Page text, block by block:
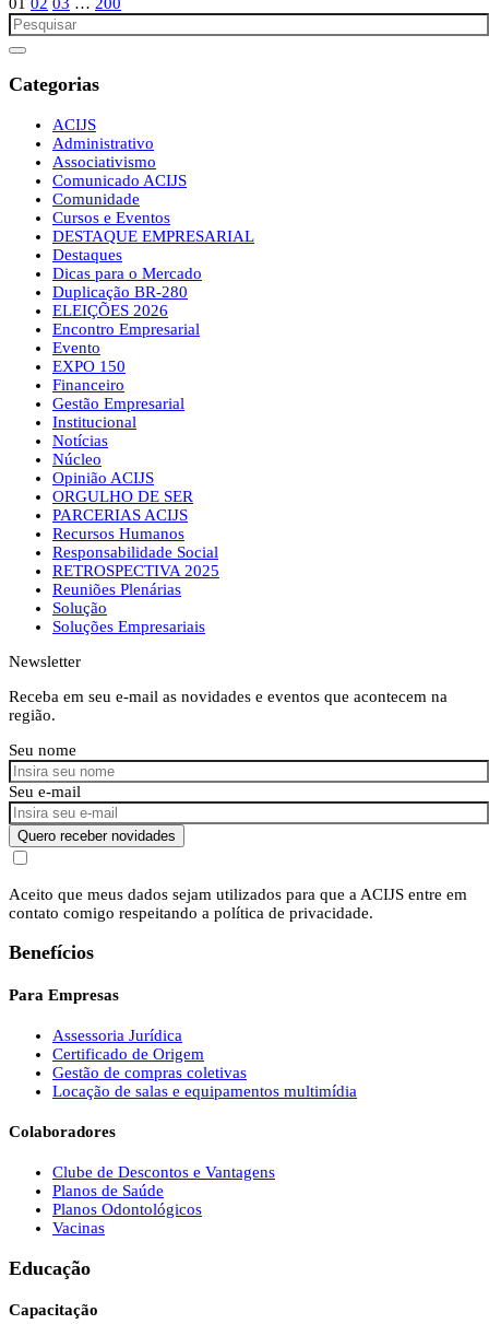
Categorias
ACIJS
Administrativo
Associativismo
Comunicado ACIJS
Comunidade
Cursos e Eventos
DESTAQUE EMPRESARIAL
Destaques
Dicas para o Mercado
Duplicação BR-280
ELEIÇÕES 2026
Encontro Empresarial
Evento
EXPO 150
Financeiro
Gestão Empresarial
Institucional
Notícias
Núcleo
Opinião ACIJS
ORGULHO DE SER
PARCERIAS ACIJS
Recursos Humanos
Responsabilidade Social
RETROSPECTIVA 2025
Reuniões Plenárias
Solução
Soluções Empresariais
Newsletter
Receba em seu e-mail as novidades e eventos que acontecem na
região.
Seu nome
Seu e-mail
Quero receber novidades
Aceito que meus dados sejam utilizados para que a ACIJS entre em
contato comigo respeitando a política de privacidade.
Benefícios
Para Empresas
Assessoria Jurídica
Certificado de Origem
Gestão de compras coletivas
Locação de salas e equipamentos multimídia
Colaboradores
Clube de Descontos e Vantagens
Planos de Saúde
Planos Odontológicos
Vacinas
Educação
Capacitação